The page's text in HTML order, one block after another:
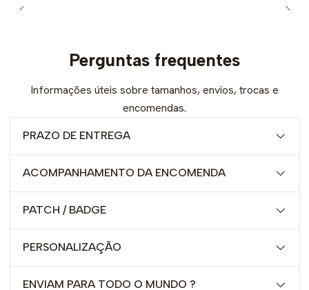
Perguntas frequentes
Informações úteis sobre tamanhos, envios, trocas e
encomendas.
PRAZO DE ENTREGA
ACOMPANHAMENTO DA ENCOMENDA
PATCH / BADGE
PERSONALIZAÇÃO
ENVIAM PARA TODO O MUNDO ?